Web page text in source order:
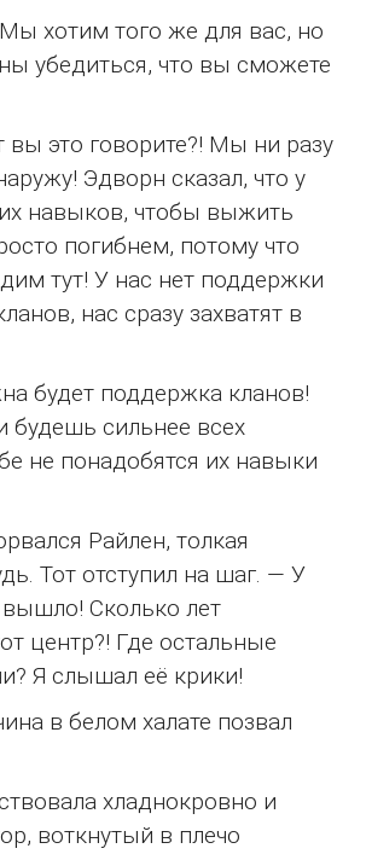
хотим того же для вас, но
убедиться, что вы сможете
вы это говорите?! Мы ни разу
Эдворн сказал, что у
навыков, чтобы выжить
погибнем, потому что
тут! У нас нет поддержки
нас сразу захватят в
будет поддержка кланов!
сильнее всех
не понадобятся их навыки
Райлен, толкая
Тот отступил на шаг. — У
вышло! Сколько лет
центр?! Где остальные
Я слышал её крики!
в белом халате позвал
хладнокровно и
воткнутый в плечо